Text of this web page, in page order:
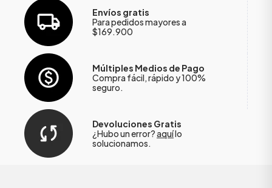
Envíos gratis
Para pedidos mayores a
$169.900
Múltiples Medios de Pago
Compra fácil, rápido y 100%
seguro.
Devoluciones Gratis
¿Hubo un error?aquílo
solucionamos.